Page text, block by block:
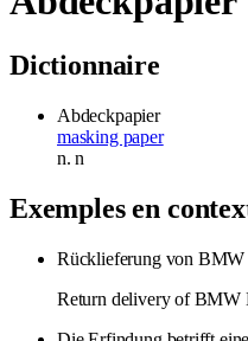
Dictionnaire
Abdeckpapier
masking paper
n.n
Exemples en
Rücklieferung von
Return delivery of BMW